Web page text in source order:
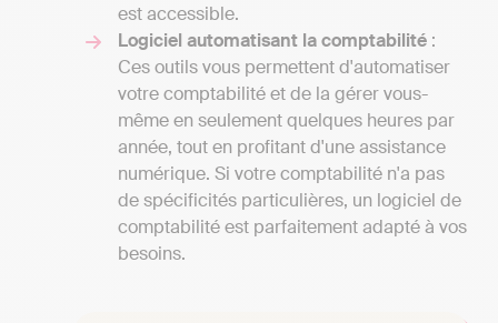
est accessible.
Logiciel automatisant la comptabilité :
Ces outils vous permettent d'automatiser
votre comptabilité et de la gérer vous-
même en seulement quelques heures par
année, tout en profitant d'une assistance
numérique. Si votre comptabilité n'a pas
de spécificités particulières, un logiciel de
comptabilité est parfaitement adapté à vos
besoins.